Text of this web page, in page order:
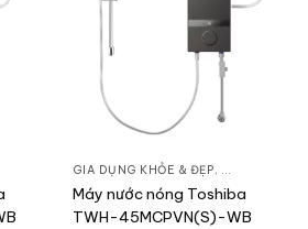
NƯỚC & MÁY NƯỚC NÓNG, MÁY NƯỚC NÓNG
GIA DỤNG KHỎE & ĐẸP, LỌC NƯỚC &
Máy nước nóng Toshiba
TWH-45MCPVN(S)-WB